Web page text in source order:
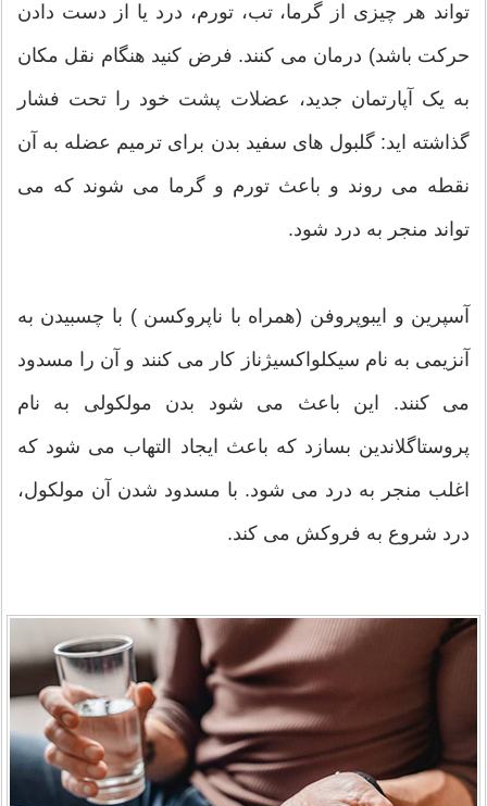
تواند هر چیزی از گرما، تب، تورم، درد یا از دست دادن
حرکت باشد) درمان می کنند. فرض کنید هنگام نقل مکان
به یک آپارتمان جدید، عضلات پشت خود را تحت فشار
گذاشته اید: گلبول های سفید بدن برای ترمیم عضله به آن
نقطه می روند و باعث تورم و گرما می شوند که می
تواند منجر به درد شود.
آسپرین و ایبوپروفن (همراه با ناپروکسن ) با چسبیدن به
آنزیمی به نام سیکلواکسیژناز کار می کنند و آن را مسدود
می کنند. این باعث می شود بدن مولکولی به نام
پروستاگلاندین بسازد که باعث ایجاد التهاب می شود که
اغلب منجر به درد می شود. با مسدود شدن آن مولکول،
درد شروع به فروکش می کند.